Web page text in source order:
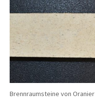
Brennraumsteine von Oranier